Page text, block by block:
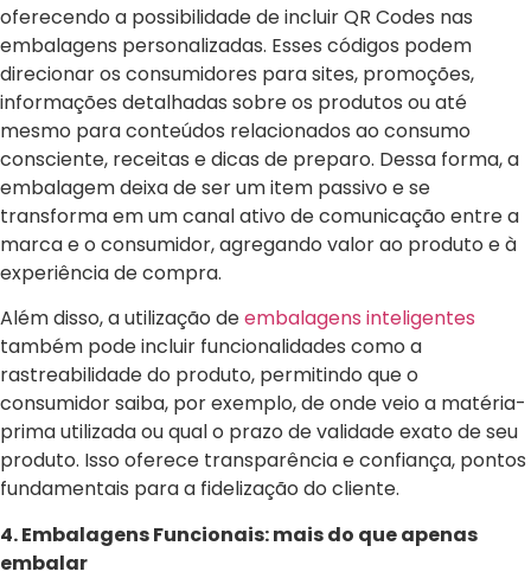
oferecendo a possibilidade de incluir QR Codes nas
embalagens personalizadas. Esses códigos podem
direcionar os consumidores para sites, promoções,
informações detalhadas sobre os produtos ou até
mesmo para conteúdos relacionados ao consumo
consciente, receitas e dicas de preparo. Dessa forma, a
embalagem deixa de ser um item passivo e se
transforma em um canal ativo de comunicação entre a
marca e o consumidor, agregando valor ao produto e à
experiência de compra.
Além disso, a utilização deembalagens inteligentes
também pode incluir funcionalidades como a
rastreabilidade do produto, permitindo que o
consumidor saiba, por exemplo, de onde veio a matéria-
prima utilizada ou qual o prazo de validade exato de seu
produto. Isso oferece transparência e confiança, pontos
fundamentais para a fidelização do cliente.
4. Embalagens Funcionais: mais do que apenas
embalar